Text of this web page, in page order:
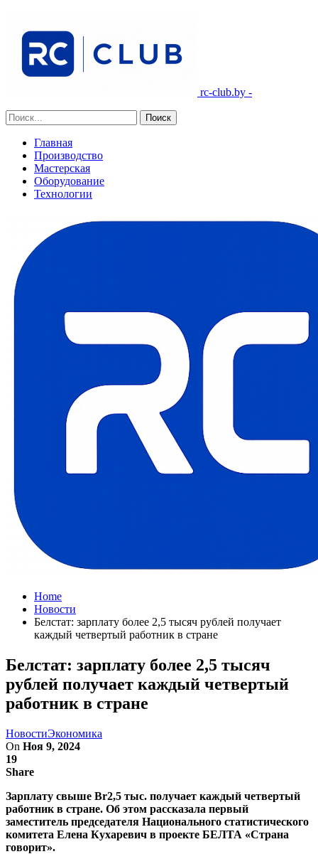
rc-club.by -
Главная
Производство
Мастерская
Оборудование
Технологии
Home
Новости
Белстат: зарплату более 2,5 тысяч рублей получает
каждый четвертый работник в стране
Белстат: зарплату более 2,5 тысяч
рублей получает каждый четвертый
работник в стране
НовостиЭкономика
On Ноя 9, 2024
19
Share
Зарплату свыше Br2,5 тыс. получает каждый четвертый
работник в стране. Об этом рассказала первый
заместитель председателя Национального статистического
комитета Елена Кухаревич в проекте БЕЛТА «Страна
говорит».